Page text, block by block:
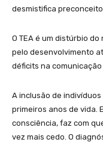
desmistifica
O TEA é um distúrbio
pelo desenvolvimento
déficits na
A inclusão de
primeiros anos de vida.
consciência, faz com
vez mais cedo. O